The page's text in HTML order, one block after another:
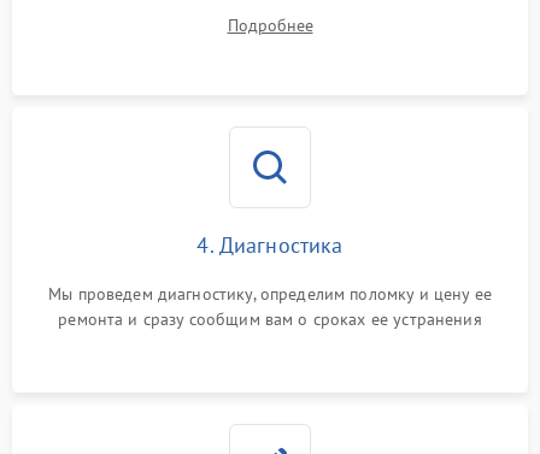
Подробнее
4. Диагностика
Мы проведем диагностику, определим поломку и цену ее
ремонта и сразу сообщим вам о сроках ее устранения